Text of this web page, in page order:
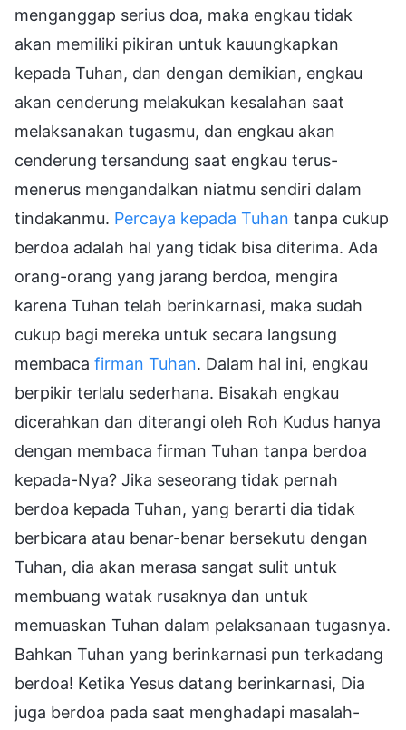
menganggap serius doa, maka engkau tidak
akan memiliki pikiran untuk kauungkapkan
kepada Tuhan, dan dengan demikian, engkau
akan cenderung melakukan kesalahan saat
melaksanakan tugasmu, dan engkau akan
cenderung tersandung saat engkau terus-
menerus mengandalkan niatmu sendiri dalam
tindakanmu. Percaya kepada Tuhan tanpa cukup
berdoa adalah hal yang tidak bisa diterima. Ada
orang-orang yang jarang berdoa, mengira
karena Tuhan telah berinkarnasi, maka sudah
cukup bagi mereka untuk secara langsung
membaca firman Tuhan. Dalam hal ini, engkau
berpikir terlalu sederhana. Bisakah engkau
dicerahkan dan diterangi oleh Roh Kudus hanya
dengan membaca firman Tuhan tanpa berdoa
kepada-Nya? Jika seseorang tidak pernah
berdoa kepada Tuhan, yang berarti dia tidak
berbicara atau benar-benar bersekutu dengan
Tuhan, dia akan merasa sangat sulit untuk
membuang watak rusaknya dan untuk
memuaskan Tuhan dalam pelaksanaan tugasnya.
Bahkan Tuhan yang berinkarnasi pun terkadang
berdoa! Ketika Yesus datang berinkarnasi, Dia
juga berdoa pada saat menghadapi masalah-